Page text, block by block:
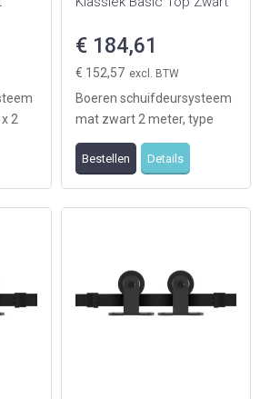
2
€ 184,61
€ 152,57
Boeren schuifdeursysteem
mat zwart 2 meter, type
Klassiek basic top geschikt
voor 1deur (l ...
Bestellen Details